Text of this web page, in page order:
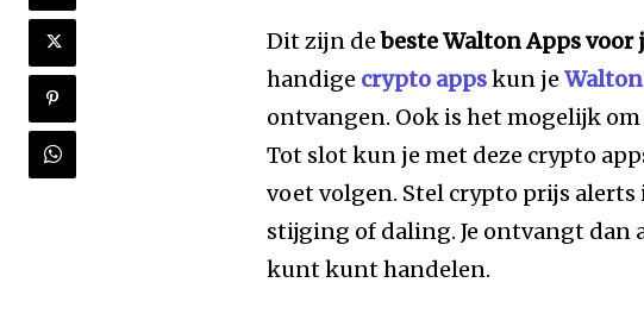
Dit zijn debeste Walton Apps
handige crypto appskun je
ontvangen. Ook is het mogelijk
Tot slot kun je met deze crypto
voet volgen. Stel crypto prijs
stijging of daling. Je ontvangt dan
kunt kunt handelen.